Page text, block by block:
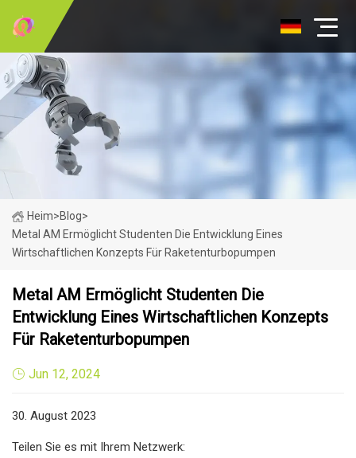
Heim>Blog>
Metal AM Ermöglicht Studenten Die Entwicklung Eines
Wirtschaftlichen Konzepts Für Raketenturbopumpen
Metal AM Ermöglicht Studenten Die
Entwicklung Eines Wirtschaftlichen Konzepts
Für Raketenturbopumpen
Jun 12, 2024
30. August 2023
Teilen Sie es mit Ihrem Netzwerk: